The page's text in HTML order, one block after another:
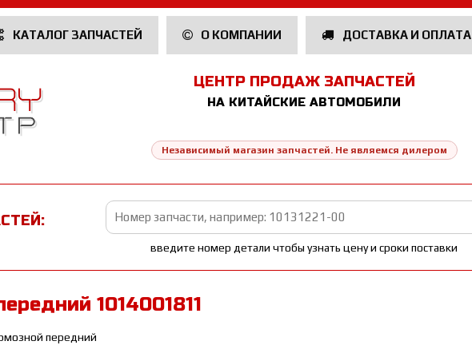
КАТАЛОГ ЗАПЧАСТЕЙ О КОМПАНИИ ДОСТАВКА И ОПЛАТА
ЦЕНТР ПРОДАЖ ЗАПЧАСТЕЙ
НА КИТАЙСКИЕ АВТОМОБИЛИ
Независимый магазин запчастей. Не являемся дилером
введите номер детали чтобы узнать цену и сроки поставки
1014001811
передний